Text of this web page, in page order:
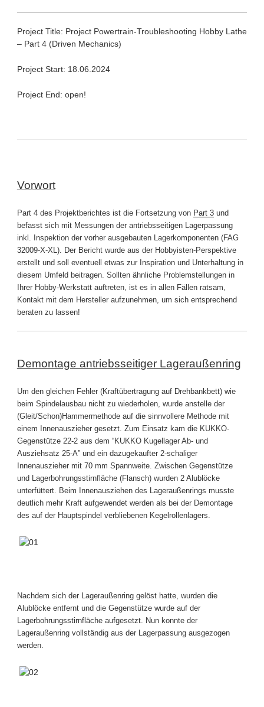
Project Title: Project Powertrain-Troubleshooting Hobby Lathe
– Part 4 (Driven Mechanics)
Project Start: 18.06.2024
Project End: open!
Vorwort
Part 4 des Projektberichtes ist die Fortsetzung von Part 3und
befasst sich mit Messungen der antriebsseitigen Lagerpassung
inkl. Inspektion der vorher ausgebauten Lagerkomponenten (FAG
32009-X-XL). Der Bericht wurde aus der Hobbyisten-Perspektive
erstellt und soll eventuell etwas zur Inspiration und Unterhaltung in
diesem Umfeld beitragen. Sollten ähnliche Problemstellungen in
Ihrer Hobby-Werkstatt auftreten, ist es in allen Fällen ratsam,
Kontakt mit dem Hersteller aufzunehmen, um sich entsprechend
beraten zu lassen!
Demontage antriebsseitiger Lageraußenring
Um den gleichen Fehler (Kraftübertragung auf Drehbankbett) wie
beim Spindelausbau nicht zu wiederholen, wurde anstelle der
(Gleit/Schon)Hammermethode auf die sinnvollere Methode mit
einem Innenauszieher gesetzt. Zum Einsatz kam die KUKKO-
Gegenstütze 22-2 aus dem “KUKKO Kugellager Ab- und
Ausziehsatz 25-A” und ein dazugekaufter 2-schaliger
Innenauszieher mit 70 mm Spannweite. Zwischen Gegenstütze
und Lagerbohrungsstirnfläche (Flansch) wurden 2 Alublöcke
unterfüttert. Beim Innenausziehen des Lageraußenrings musste
deutlich mehr Kraft aufgewendet werden als bei der Demontage
des auf der Hauptspindel verbliebenen Kegelrollenlagers.
Nachdem sich der Lageraußenring gelöst hatte, wurden die
Alublöcke entfernt und die Gegenstütze wurde auf der
Lagerbohrungsstirnfläche aufgesetzt. Nun konnte der
Lageraußenring vollständig aus der Lagerpassung ausgezogen
werden.